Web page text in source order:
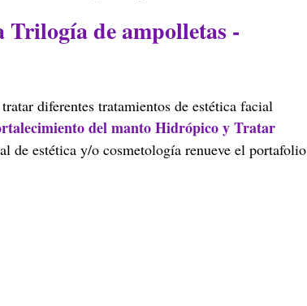
Trilogía de ampolletas -
diferentes tratamientos de estética facial
del manto Hidrópico y Tratar
de estética y/o cosmetología renueve el portafolio